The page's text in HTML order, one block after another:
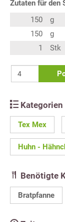
Zutaten für den
150
g
150
g
1
Stk
Kategorien
Tex Mex
Huhn -
Benötigte
Bratpfanne